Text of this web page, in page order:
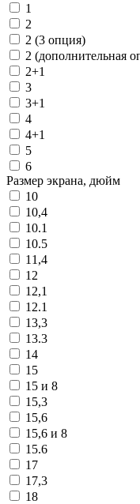
1
2
2 (3 опция)
2 (дополнительная
2+1
3
3+1
4
4+1
5
6
Размер экрана, дюйм
10
10,4
10.1
10.5
11,4
12
12,1
12.1
13,3
13.3
14
15
15 и 8
15,3
15,6
15,6 и 8
15.6
17
17,3
18